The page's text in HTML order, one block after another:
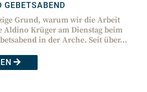
GEBETSABEND
Grund, warum wir die Arbeit
Aldino Krüger am Dienstag beim
in der Arche. Seit über…